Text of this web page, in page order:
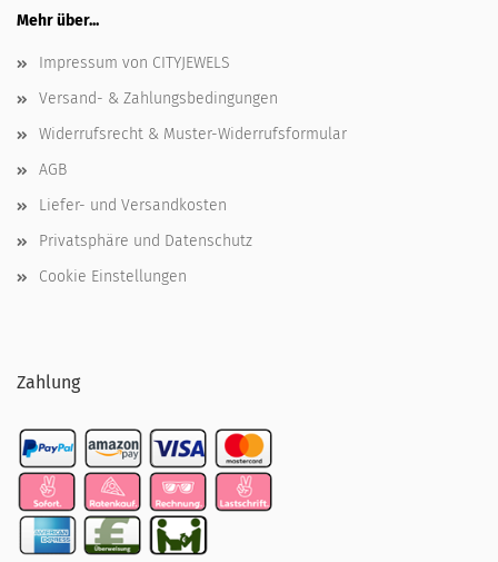
Mehr über...
Impressum von CITYJEWELS
Versand- & Zahlungsbedingungen
Widerrufsrecht & Muster-Widerrufsformular
AGB
Liefer- und Versandkosten
Privatsphäre und Datenschutz
Cookie Einstellungen
Zahlung